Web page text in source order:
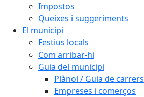
Impostos
Queixes i suggeriments
El municipi
Festius locals
Com arribar-hi
Guia del municipi
Plànol / Guia de carrers
Empreses i comerços